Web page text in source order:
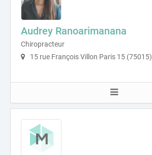
Audrey Ranoarimanana
Chiropracteur
15 rue François Villon Paris 15 (75015)